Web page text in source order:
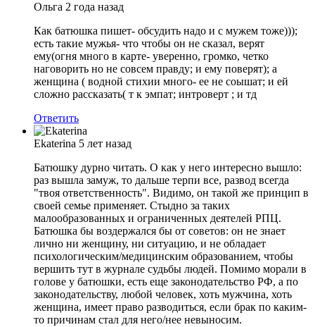
Ольга 2 года назад
Как батюшка пишет- обсудить надо и с мужем тоже)));
есть такие мужья- что чтобы он не сказал, верят
ему(огня много в карте- уверенно, громко, четко
наговорить но не совсем правду; и ему поверят); а
женщина ( водной стихии много- ее не соышат; и ей
сложно рассказать( т к эмпат; интроверт ; и тд
Ответить
Ekaterina 5 лет назад
Батюшку дурно читать. О как у него интересно вышло:
раз вышла замуж, то дальше терпи все, развод всегда
"твоя ответственность". Видимо, он такой же принцип в
своей семье применяет. Стыдно за таких
малообразованных и ограниченных деятелей РПЦ.
Батюшка бы воздержался бы от советов: он не знает
лично ни женщину, ни ситуацию, и не обладает
психологическим/медицинским образованием, чтобы
вершить тут в журнале судьбы людей. Помимо морали в
голове у батюшки, есть еще законодательство РФ, а по
законодательству, любой человек, хоть мужчина, хоть
женщина, имеет право разводиться, если брак по каким-
то причинам стал для него/нее невыносим.